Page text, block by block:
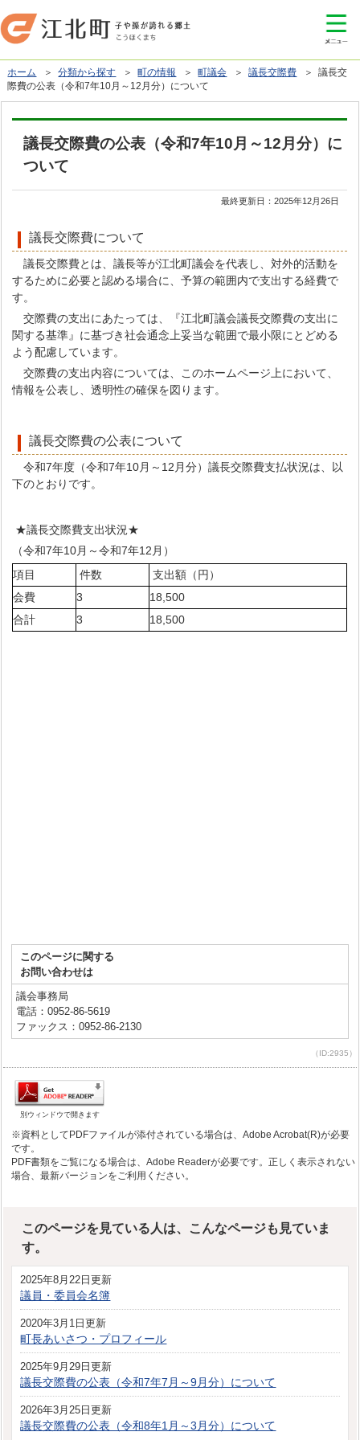
ホーム ＞分類から探す ＞町の情報 ＞町議会 ＞議長交際費 ＞ 議長交
際費の公表（令和7年10月～12月分）について
議長交際費の公表（令和7年10月～12月分）に
ついて
最終更新日：2025年12月26日
議長交際費について
議長交際費とは、議長等が江北町議会を代表し、対外的活動を
するために必要と認める場合に、予算の範囲内で支出する経費で
す。
交際費の支出にあたっては、『江北町議会議長交際費の支出に
関する基準』に基づき社会通念上妥当な範囲で最小限にとどめる
よう配慮しています。
交際費の支出内容については、このホームページ上において、
情報を公表し、透明性の確保を図ります。
議長交際費の公表について
令和7年度（令和7年10月～12月分）議長交際費支払状況は、以
下のとおりです。
★議長交際費支出状況★
（令和7年10月～令和7年12月）
項目
件数
支出額（円）
会費
3
18,500
合計
3 18,500
このページに関する
お問い合わせは
議会事務局
電話：0952-86-5619
ファックス：0952-86-2130
（ID:2935）
別ウィンドウで開きます
※資料としてPDFファイルが添付されている場合は、Adobe Acrobat(R)が必要
です。
PDF書類をご覧になる場合は、Adobe Readerが必要です。正しく表示されない
場合、最新バージョンをご利用ください。
このページを見ている人は、こんなページも見ていま
す。
2025年8月22日更新
議員・委員会名簿
2020年3月1日更新
町長あいさつ・プロフィール
2025年9月29日更新
議長交際費の公表（令和7年7月～9月分）について
2026年3月25日更新
議長交際費の公表（令和8年1月～3月分）について